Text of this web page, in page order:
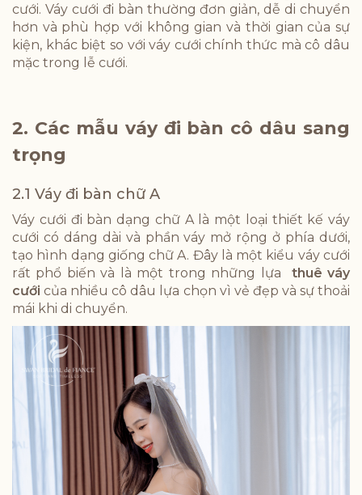
cưới. Váy cưới đi bàn thường đơn giản, dễ di chuyển
hơn và phù hợp với không gian và thời gian của sự
kiện, khác biệt so với váy cưới chính thức mà cô dâu
mặc trong lễ cưới.
2. Các mẫu váy đi bàn cô dâu sang
trọng
2.1 Váy đi bàn chữ A
Váy cưới đi bàn dạng chữ A là một loại thiết kế váy
cưới có dáng dài và phần váy mở rộng ở phía dưới,
tạo hình dạng giống chữ A. Đây là một kiểu váy cưới
rất phổ biến và là một trong những lựa
thuê váy
cưới của nhiều cô dâu lựa chọn vì vẻ đẹp và sự thoải
mái khi di chuyển.